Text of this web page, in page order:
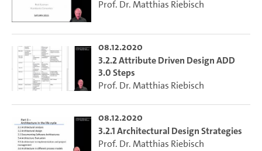
Prof. Dr. Matthias Riebisch
08.12.2020
3.2.2 Attribute Driven Design ADD
3.0 Steps
Prof. Dr. Matthias Riebisch
08.12.2020
3.2.1 Architectural Design Strategies
Prof. Dr. Matthias Riebisch